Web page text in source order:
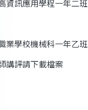
資訊應用學程一年二班
業學校機械科一年乙班
講評請下載檔案